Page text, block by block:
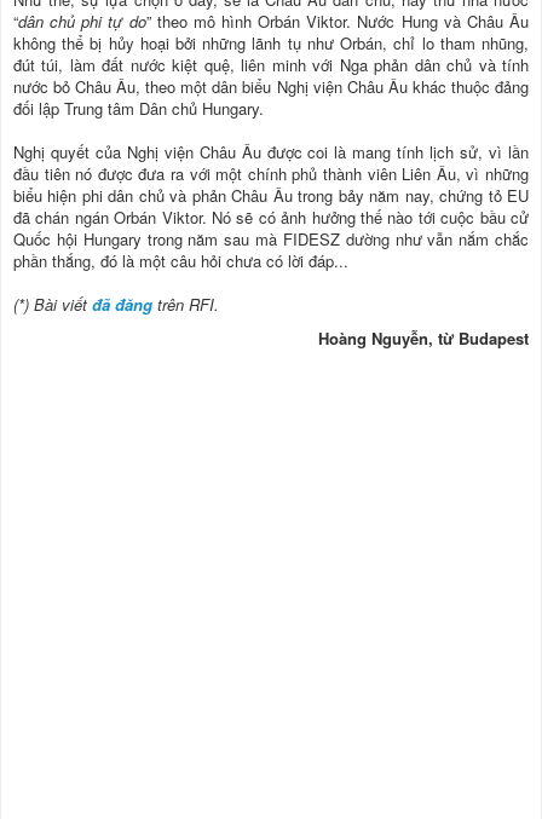
“dân chủ phi tự do” theo mô hình Orbán Viktor. Nước Hung và Châu Âu
không thể bị hủy hoại bởi những lãnh tụ như Orbán, chỉ lo tham nhũng,
đút túi, làm đất nước kiệt quệ, liên minh với Nga phản dân chủ và tính
nước bỏ Châu Âu, theo một dân biểu Nghị viện Châu Âu khác thuộc đảng
đối lập Trung tâm Dân chủ Hungary.
Nghị quyết của Nghị viện Châu Âu được coi là mang tính lịch sử, vì lần
đầu tiên nó được đưa ra với một chính phủ thành viên Liên Âu, vì những
biểu hiện phi dân chủ và phản Châu Âu trong bảy năm nay, chứng tỏ EU
đã chán ngán Orbán Viktor. Nó sẽ có ảnh hưởng thế nào tới cuộc bầu cử
Quốc hội Hungary trong năm sau mà FIDESZ dường như vẫn nắm chắc
phần thắng, đó là một câu hỏi chưa có lời đáp...
(*) Bài viết đã đăng trên RFI.
Hoàng Nguyễn, từ Budapest